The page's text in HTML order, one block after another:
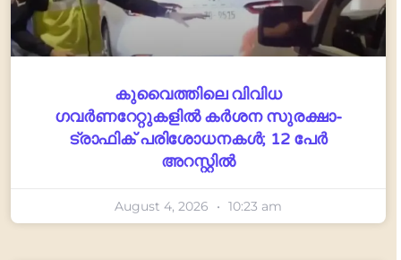
കുവൈത്തിലെ വിവിധ
ഗവർണറേറ്റുകളിൽ കർശന സുരക്ഷാ-
ട്രാഫിക് പരിശോധനകൾ; 12 പേർ
അറസ്റ്റിൽ
August 4, 2026 10:23 am